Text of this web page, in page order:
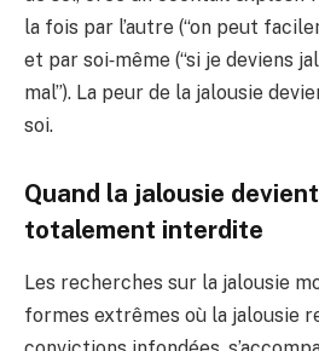
la fois par l’autre (“on peut
et par soi‑même (“si je deviens
mal”). La peur de la jalousie
soi.
Quand la jalousie
totalement interdite
Les recherches sur la jalousie
formes extrêmes où la jalousie